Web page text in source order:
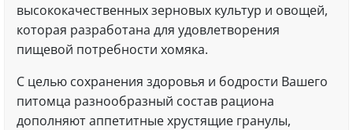
высококачественных зерновых культур и овощей,
которая разработана для удовлетворения
пищевой потребности хомяка.
С целью сохранения здоровья и бодрости Вашего
питомца разнообразный состав рациона
дополняют аппетитные хрустящие гранулы,